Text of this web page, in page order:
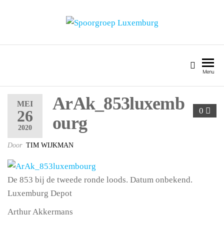
Menu
MEI
26
2020
0
ArAk_853luxemb
ourg
Door TIM WIJKMAN
De 853 bij de tweede ronde loods. Datum onbekend.
Luxemburg Depot
Arthur Akkermans